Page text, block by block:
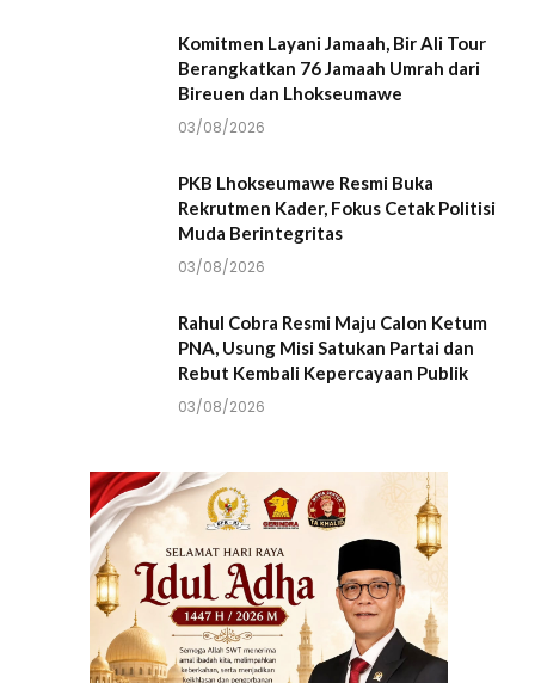
Komitmen Layani Jamaah, Bir Ali Tour
Berangkatkan 76 Jamaah Umrah dari
Bireuen dan Lhokseumawe
03/08/2026
PKB Lhokseumawe Resmi Buka
Rekrutmen Kader, Fokus Cetak Politisi
Muda Berintegritas
03/08/2026
Rahul Cobra Resmi Maju Calon Ketum
PNA, Usung Misi Satukan Partai dan
Rebut Kembali Kepercayaan Publik
03/08/2026